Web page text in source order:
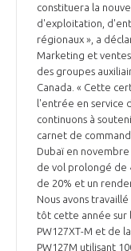
constituera la
d'exploitation,
régionaux », a
Marketing et
des groupes
Canada. « Cette
l'entrée en service
continuons à
carnet de
Dubaï en
de vol prolongé de
de 20% et un
Nous avons
tôt cette année sur
PW127XT-M et de
PW127M utilisant